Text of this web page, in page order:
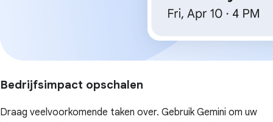
Bedrijfsimpact opschalen
Draag veelvoorkomende taken over. Gebruik Gemini om uw